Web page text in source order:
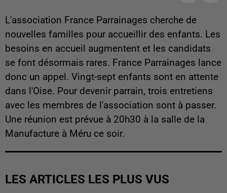
L'association France Parrainages cherche de
nouvelles familles pour accueillir des enfants. Les
besoins en accueil augmentent et les candidats
se font désormais rares. France Parrainages lance
donc un appel. Vingt-sept enfants sont en attente
dans l'Oise. Pour devenir parrain, trois entretiens
avec les membres de l'association sont à passer.
Une réunion est prévue à 20h30 à la salle de la
Manufacture à Méru ce soir.
LES ARTICLES LES PLUS VUS